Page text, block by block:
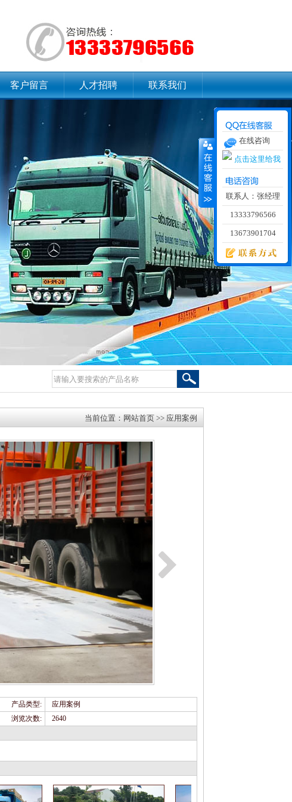
客户留言 人才招聘 联系我们
当前位置： 网站首页>> 应用案例
产品类型:
应用案例
浏览次数:
2640
在线咨询
联系人：张经理
13333796566
13673901704